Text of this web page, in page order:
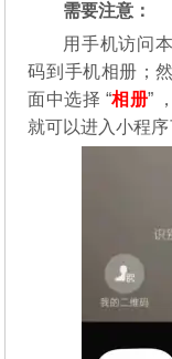
需要注意：
用手机访问
码到手机相册；
面中选择 “相册”
就可以进入小程序